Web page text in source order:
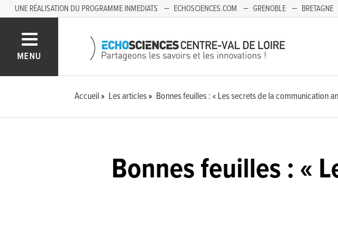
UNE RÉALISATION DU PROGRAMME INMEDIATS ECHOSCIENCES.COM GRENOBLE BRETAGNE
MENU
Accueil Les articles Bonnes feuilles : « Les secrets de la communication
Bonnes feuilles : «